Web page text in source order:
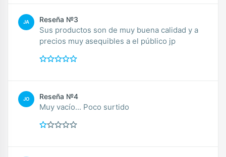
JA Reseña №3
Sus productos son de muy buena calidad y a
precios muy asequibles a el público jp
JO Reseña №4
Muy vacío... Poco surtido